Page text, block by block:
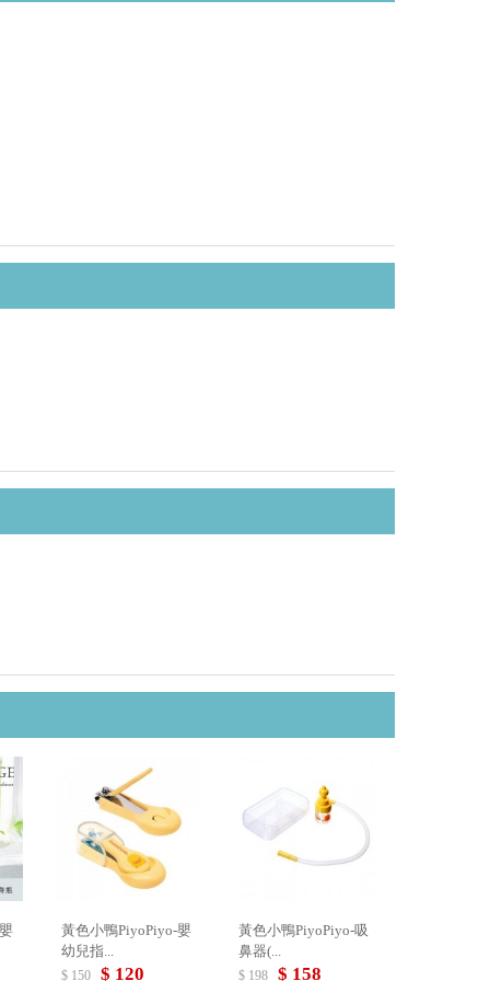
黃色小鴨PiyoPiyo-嬰
幼兒指...
$ 150 $ 120
黃色小鴨PiyoPiyo-吸
鼻器(...
$ 198 $ 158